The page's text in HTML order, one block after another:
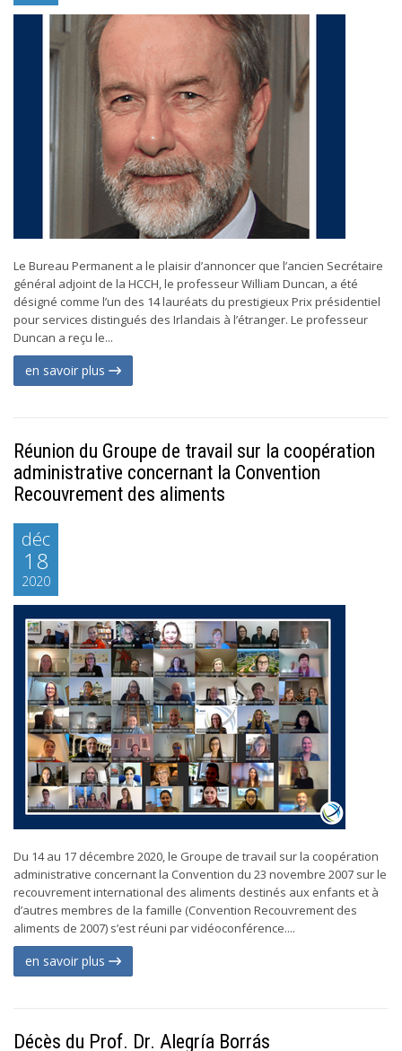
Le Bureau Permanent a le plaisir d’annoncer que l’ancien Secrétaire
général adjoint de la HCCH, le professeur William Duncan, a été
désigné comme l’un des 14 lauréats du prestigieux Prix présidentiel
pour services distingués des Irlandais à l’étranger. Le professeur
Duncan a reçu le...
en savoir plus
Réunion du Groupe de travail sur la coopération
administrative concernant la Convention
Recouvrement des aliments
déc
18
2020
Du 14 au 17 décembre 2020, le Groupe de travail sur la coopération
administrative concernant la Convention du 23 novembre 2007 sur le
recouvrement international des aliments destinés aux enfants et à
d’autres membres de la famille (Convention Recouvrement des
aliments de 2007) s’est réuni par vidéoconférence....
en savoir plus
Décès du Prof. Dr. Alegría Borrás